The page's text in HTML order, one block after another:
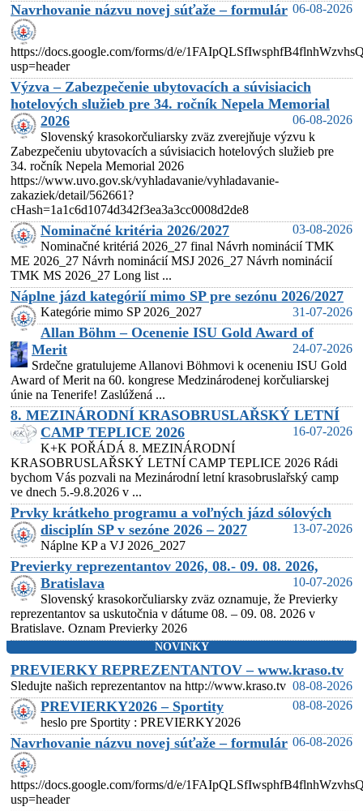
Navrhovanie názvu novej súťaže – formulár 06-08-2026
https://docs.google.com/forms/d/e/
usp=header
Výzva – Zabezpečenie ubytovacích a súvisiacich
hotelových služieb pre 34. ročník Nepela Memorial
2026
06-08-2026
Slovenský krasokorčuliarsky zväz zverejňuje výzvu k
Zabezpečeniu ubytovacích a súvisiacich hotelových služieb pre
34. ročník Nepela Memorial 2026
https://www.uvo.gov.sk/vyhladavanie/vyhladavanie-
zakaziek/detail/562661?
cHash=1a1c6d1074d342f3ea3a3cc0008d2de8
Nominačné kritéria 2026/2027
03-08-2026
Nominačné kritériá 2026_27 final Návrh nominácií TMK
ME 2026_27 Návrh nominácií MSJ 2026_27 Návrh nominácií
TMK MS 2026_27 Long list ...
Náplne jázd kategórií mimo SP pre sezónu 2026/2027
31-07-2026
Kategórie mimo SP 2026_2027
Allan Böhm – Ocenenie ISU Gold Award of
Merit
24-07-2026
Srdečne gratulujeme Allanovi Böhmovi k oceneniu ISU Gold
Award of Merit na 60. kongrese Medzinárodenej korčuliarskej
únie na Tenerife! Zaslúžená ...
8. MEZINÁRODNÍ KRASOBRUSLAŘSKÝ LETNÍ
CAMP TEPLICE 2026
16-07-2026
K+K POŘÁDÁ 8. MEZINÁRODNÍ
KRASOBRUSLAŘSKÝ LETNÍ CAMP TEPLICE 2026 Rádi
bychom Vás pozvali na Mezinárodní letní krasobruslařský camp
ve dnech 5.-9.8.2026 v ...
Prvky krátkeho programu a voľných jázd sólových
disciplín SP v sezóne 2026 – 2027
13-07-2026
Náplne KP a VJ 2026_2027
Previerky reprezentantov 2026, 08.- 09. 08. 2026,
Bratislava
10-07-2026
Slovenský krasokorčuliarsky zväz oznamuje, že Previerky
reprezentantov sa uskutočnia v dátume 08. – 09. 08. 2026 v
Bratislave. Oznam Previerky 2026
NOVINKY
PREVIERKY REPREZENTANTOV – www.kraso.tv
08-08-2026
Sledujte našich reprezentantov na http://www.kraso.tv
PREVIERKY2026 – Sportity
08-08-2026
heslo pre Sportity : PREVIERKY2026
Navrhovanie názvu novej súťaže – formulár 06-08-2026
https://docs.google.com/forms/d/e/
usp=header